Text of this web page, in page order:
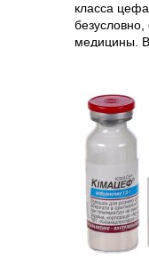
класса
медицины.